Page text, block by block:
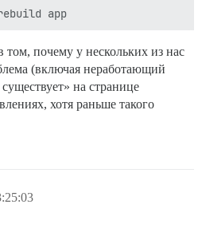
почему у нескольких из нас
(включая неработающий
на странице
хотя раньше такого